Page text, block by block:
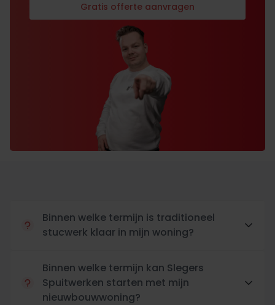
Gratis offerte aanvragen
Binnen welke termijn is traditioneel
stucwerk klaar in mijn woning?
Binnen welke termijn kan Slegers
Spuitwerken starten met mijn
nieuwbouwwoning?